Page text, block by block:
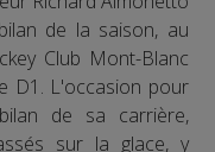
de la saison, au
Club Mont-Blanc
D1. L'occasion pour
de sa carrière,
sur la glace, y